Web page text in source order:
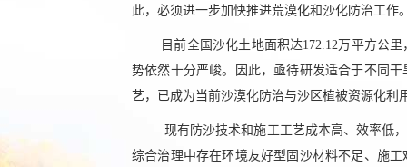
此，必须进一步加快推进荒漠化和沙化防治工作
目前全国沙化土地面积达172.12万平方公
势依然十分严峻。因此，亟待研发适合于不同
艺，已成为当前沙漠化防治与沙区植被资源化利
现有防沙技术和施工工艺成本高、效率低
综合治理中存在环境友好型固沙材料不足、施